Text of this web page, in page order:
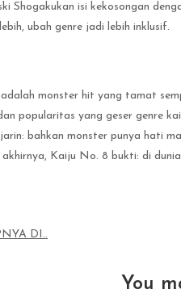
Shogakukan isi kekosongan
ubah genre jadi lebih inklusif.
monster hit yang tamat
popularitas yang geser genre
bahkan monster punya hati
Kaiju No. 8 bukti: di
DI..
You